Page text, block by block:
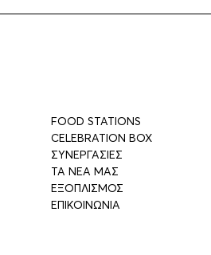
FOOD STATIONS
CELEBRATION BOX
ΣΥΝΕΡΓΑΣΙΕΣ
ΤΑ ΝΕΑ ΜΑΣ
ΕΞΟΠΛΙΣΜΟΣ
ΕΠΙΚΟΙΝΩΝΙΑ